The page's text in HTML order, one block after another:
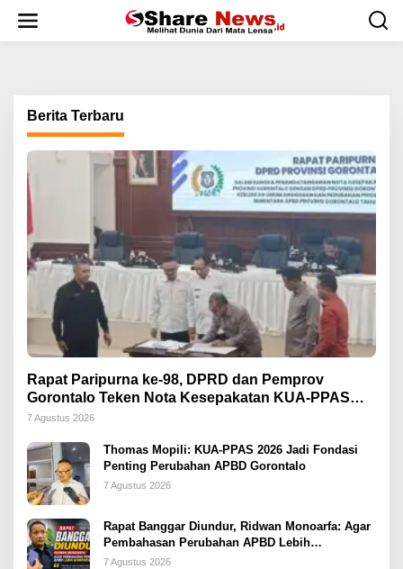
w
Berita Terbaru
Rapat Paripurna ke-98, DPRD dan Pemprov
Gorontalo Teken Nota Kesepakatan KUA-PPAS
2026
7 Agustus 2026
Thomas Mopili: KUA-PPAS 2026 Jadi Fondasi
Penting Perubahan APBD Gorontalo
7 Agustus 2026
Rapat Banggar Diundur, Ridwan Monoarfa: Agar
Pembahasan Perubahan APBD Lebih
Komprehensif
7 Agustus 2026